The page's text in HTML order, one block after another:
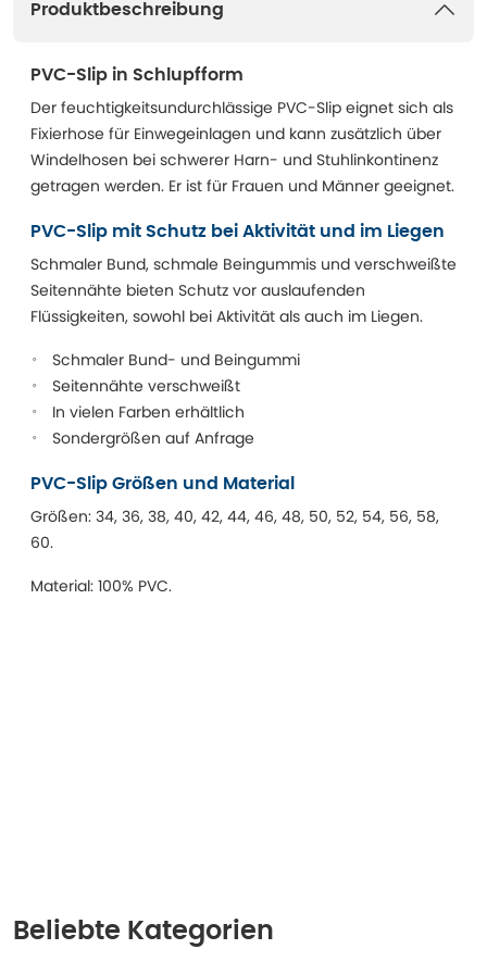
Produktbeschreibung
PVC-Slip in Schlupfform
Der feuchtigkeitsundurchlässige PVC-Slip eignet sich als
Fixierhose für Einwegeinlagen und kann zusätzlich über
Windelhosen bei schwerer Harn- und Stuhlinkontinenz
getragen werden. Er ist für Frauen und Männer geeignet.
PVC-Slip mit Schutz bei Aktivität und im Liegen
Schmaler Bund, schmale Beingummis und verschweißte
Seitennähte bieten Schutz vor auslaufenden
Flüssigkeiten, sowohl bei Aktivität als auch im Liegen.
Schmaler Bund- und Beingummi
Seitennähte verschweißt
In vielen Farben erhältlich
Sondergrößen auf Anfrage
PVC-Slip Größen und Material
Größen: 34, 36, 38, 40, 42, 44, 46, 48, 50, 52, 54, 56, 58,
60.
Material: 100% PVC.
Beliebte Kategorien